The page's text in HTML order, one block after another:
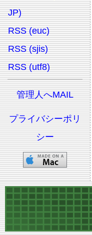
JP)
RSS (euc)
RSS (sjis)
RSS (utf8)
管理人へMAIL
プライバシーポリ
シー